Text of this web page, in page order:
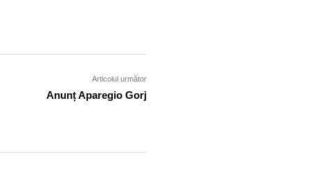
Articolul următor
Anunț Aparegio Gorj